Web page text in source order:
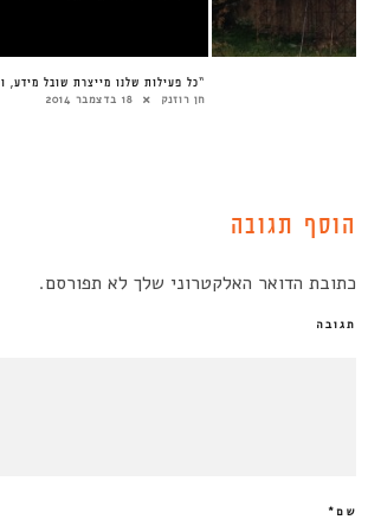
“כל פעילות שלנו מייצרת שובל מידע,
חן רוזנק 18 בדצמבר 2014
הוסף תגובה
כתובת הדואר האלקטרוני שלך לא תפורסם.
תגובה
שם*